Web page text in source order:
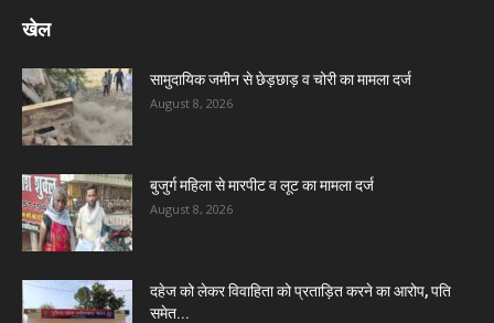
खेल
सामुदायिक जमीन से छेड़छाड़ व चोरी का मामला दर्ज
August 8, 2026
बुजुर्ग महिला से मारपीट व लूट का मामला दर्ज
August 8, 2026
दहेज को लेकर विवाहिता को प्रताड़ित करने का आरोप, पति
समेत...